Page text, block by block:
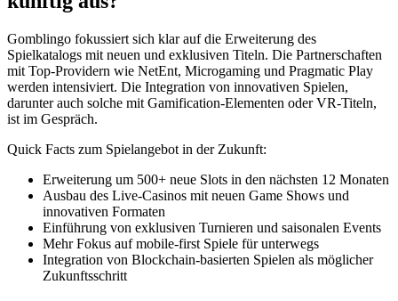
Gomblingo fokussiert sich klar auf die Erweiterung des
Spielkatalogs mit neuen und exklusiven Titeln. Die Partnerschaften
mit Top-Providern wie NetEnt, Microgaming und Pragmatic Play
werden intensiviert. Die Integration von innovativen Spielen,
darunter auch solche mit Gamification-Elementen oder VR-Titeln,
ist im Gespräch.
Quick Facts zum Spielangebot in der Zukunft:
Erweiterung um 500+ neue Slots in den nächsten 12 Monaten
Ausbau des Live-Casinos mit neuen Game Shows und
innovativen Formaten
Einführung von exklusiven Turnieren und saisonalen Events
Mehr Fokus auf mobile-first Spiele für unterwegs
Integration von Blockchain-basierten Spielen als möglicher
Zukunftsschritt